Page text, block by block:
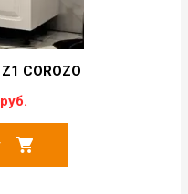
COROZO